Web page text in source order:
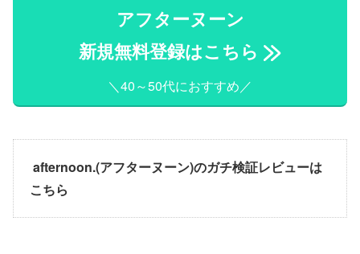
アフターヌーン
新規無料登録はこちら
＼40～50代におすすめ／
afternoon.(アフターヌーン)のガチ検証レビューは
こちら